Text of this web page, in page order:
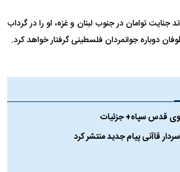
جنایت توامان در جنوب لبنان و غزه، او را در گرداب
دوباره جوانمردان فلسطینی گرفتار خواهد کرد.
قدس سپاه+ جزئیات
سردار قاآنی پیام جدید منتشر کرد